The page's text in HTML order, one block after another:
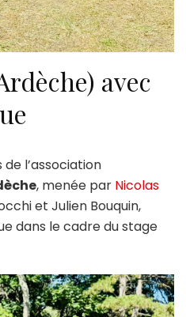
avec
l’association
, menée par Nicolas
et Julien Bouquin,
dans le cadre du stage